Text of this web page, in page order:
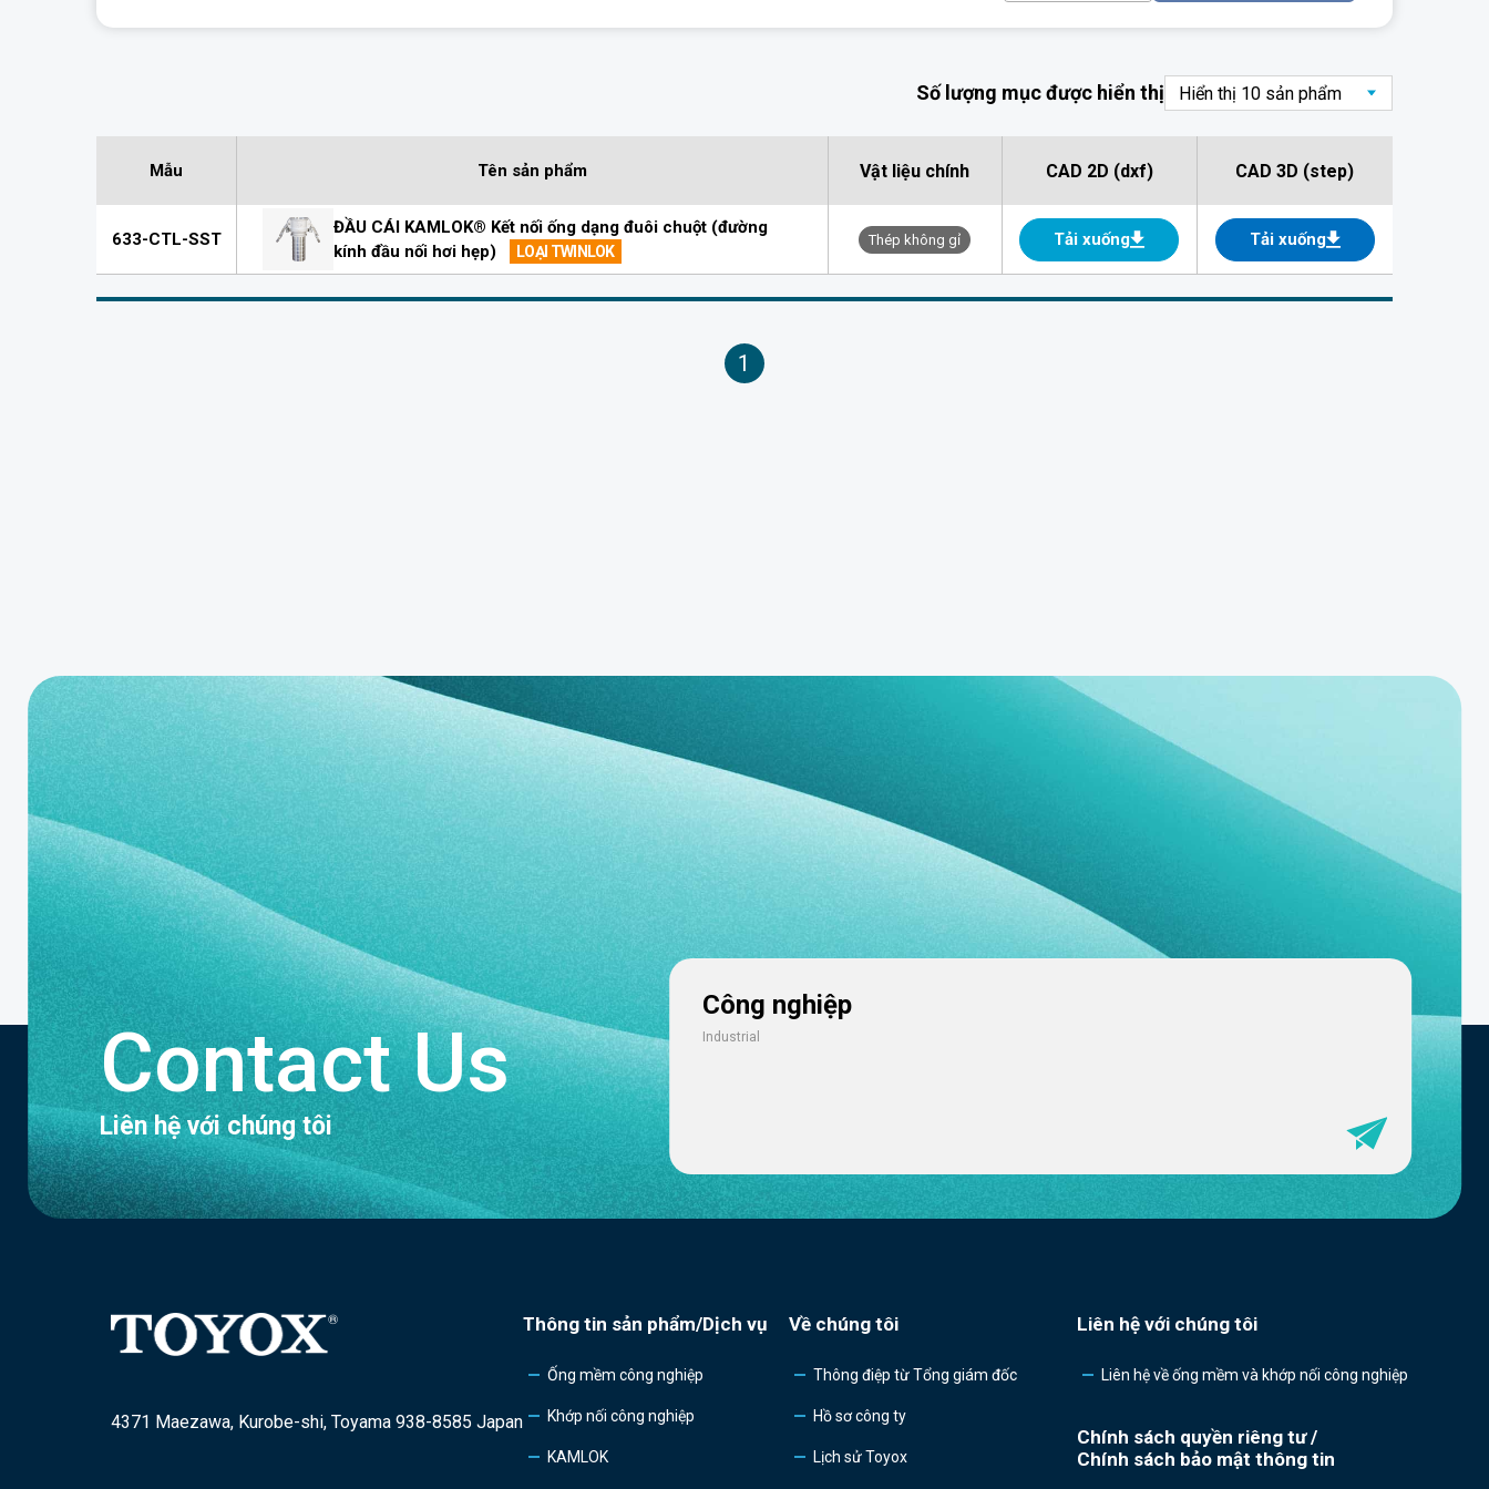
Số lượng mục được hiển thị
Mẫu Tên sản phẩm Vật liệu chính CAD 2D (dxf) CAD 3D (step)
633-CTL-SST
ĐẦU CÁI KAMLOK® Kết nối ống dạng đuôi chuột (đường
kính đầu nối hơi hẹp)
LOẠI TWINLOK
Thép không gỉ Tải xuống Tải xuống
1
Contact Us
Liên hệ với chúng tôi
Công nghiệp
Industrial
4371 Maezawa, Kurobe-shi, Toyama 938-8585 Japan
Thông tin sản phẩm/Dịch vụ
Ống mềm công nghiệp
Khớp nối công nghiệp
KAMLOK
Về chúng tôi
Thông điệp từ Tổng giám đốc
Hồ sơ công ty
Lịch sử Toyox
Liên hệ với chúng tôi
Liên hệ về ống mềm và khớp nối công nghiệp
Chính sách quyền riêng tư /
Chính sách bảo mật thông tin